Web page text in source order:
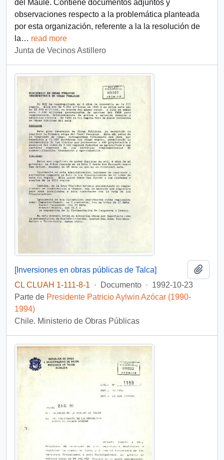
del Maule. Contiene documentos adjuntos y
observaciones respecto a la problemática planteada
por esta organización, referente a la la resolución de
la… read more
Junta de Vecinos Astillero
[Inversiones en obras públicas de Talca]
CL CLUAH 1-111-8-1
· Documento · 1992-10-23
Parte de Presidente Patricio Aylwin Azócar (1990-
1994)
Chile. Ministerio de Obras Públicas